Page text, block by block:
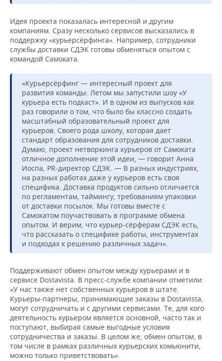
Идея проекта показалась интересной и другим
компаниям. Сразу несколько сервисов высказались в
поддержку «курьерсёрфинга». Например, сотрудники
службы доставки СДЭК готовы обменяться опытом с
командой Самоката.
«Курьерсёрфинг — интересный проект для
развития команды. Летом мы запустили шоу «У
курьера есть подкаст». И в одном из выпусков как
раз говорили о том, что было бы классно создать
масштабный образовательный проект для
курьеров. Своего рода школу, которая дает
стандарт образования для сотрудников доставки.
Думаю, проект нетворкинга курьеров от Самоката
отличное дополнение этой идеи, — говорит Анна
Иоспа, PR-директор СДЭК. — В разных индустриях,
на разных работах даже у курьеров есть своя
специфика. Доставка продуктов сильно отличается
по регламентам, таймингу, требованиям упаковки
от доставки посылок. Мы готовы вместе с
Самокатом поучаствовать в программе обмена
опытом. И верим, что курьер-сёрферам СДЭК есть,
что рассказать о специфике работы, инструментах
и подходах к решению различных задач».
Поддерживают обмен опытом между курьерами и в
сервисе Dostavista. В пресс-службе компании отметили:
«У нас также нет собственных курьеров в штате.
Курьеры-партнеры, принимающие заказы в Dostavista,
могут сотрудничать и с другими сервисами. Те, для кого
деятельность курьером является основной, часто так и
поступают, выбирая самые выгодные условия
сотрудничества и заказы. В целом же, обмен опытом, в
том числе в рамках различных курьерских комьюнити,
можно только приветствовать».